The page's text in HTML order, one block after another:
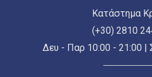
Κατάστημα
(+30) 2810
Δευ - Παρ 10:00 - 21:00 |